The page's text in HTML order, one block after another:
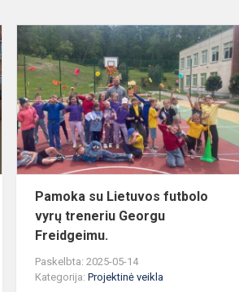
,,Šiurpuliukų''
projektas
Pamoka su Lietuvos futbolo
vyrų treneriu Georgu
Freidgeimu.
Paskelbta: 2025-05-14
Kategorija:Projektinė veikla